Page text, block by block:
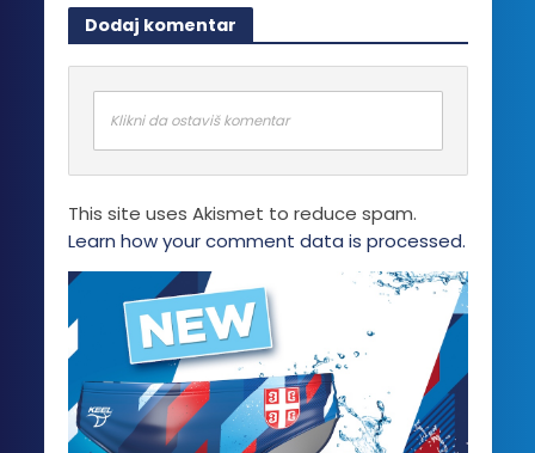
više
varijanti.
Opcije
mogu
biti
izabrane
na
stranici
Dodaj komentar
Klikni da ostaviš komentar
This site uses Akismet to reduce spam.
Learn how your comment data is processed.